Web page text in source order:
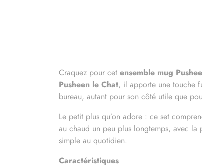
Craquez pour cet ensemble mug
Pusheen le Chat, il apporte une touche
bureau, autant pour son côté utile que
Le petit plus qu’on adore : ce set
au chaud un peu plus longtemps, avec
simple au quotidien.
Caractéristiques